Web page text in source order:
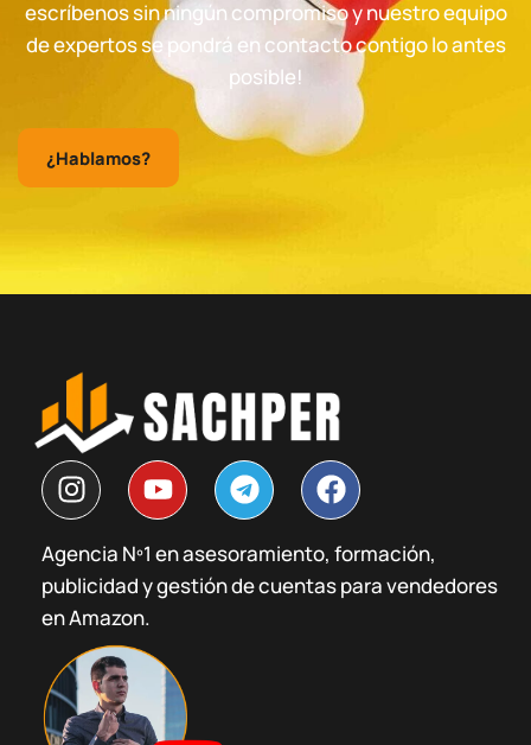
escríbenos sin ningún compromiso y nuestro equipo
de expertos se pondrá en contacto contigo lo antes
posible!
¿Hablamos?
I
n
s
t
a
g
r
a
m
Y
o
u
t
u
e
T
e
l
e
g
F
a
c
e
b
Agencia Nº1 en asesoramiento, formación,
publicidad y gestión de cuentas para vendedores
en Amazon.